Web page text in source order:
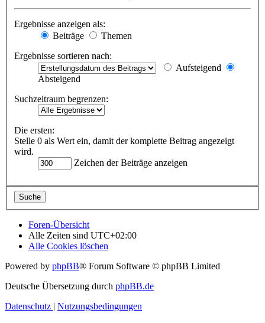
Ergebnisse anzeigen als:
Beiträge
Themen
Ergebnisse sortieren nach:
Aufsteigend
Absteigend
Suchzeitraum begrenzen:
Die ersten:
Stelle 0 als Wert ein, damit der komplette Beitrag angezeigt
wird.
Zeichen der Beiträge anzeigen
Foren-Übersicht
Alle Zeiten sind UTC+02:00
Alle Cookies löschen
Powered by phpBB® Forum Software © phpBB Limited
Deutsche Übersetzung durch phpBB.de
Datenschutz | Nutzungsbedingungen